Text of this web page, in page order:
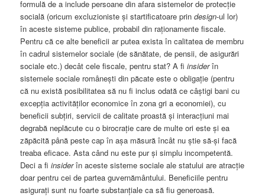
formulă de a include persoane din afara sistemelor de protecție
socială (oricum excluzioniste și startificatoare prindesign-ul lor)
în aceste sisteme publice, probabil din raționamente fiscale.
Pentru că ce alte beneficii ar putea exista în calitatea de membru
în cadrul sistemelor sociale (de sănătate, de pensii, de asigurări
sociale etc.) decât cele fiscale, pentru stat? A fiinsiderîn
sistemele sociale românești din păcate este o obligație (pentru
că nu există posibilitatea să nu fi inclus odată ce câștigi bani cu
excepția activităților economice în zona gri a economiei), cu
beneficii subțiri, servicii de calitate proastă și interacțiuni mai
degrabă neplăcute cu o birocrație care de multe ori este și ea
zăpăcită până peste cap în așa măsură încât nu știe să-și facă
treaba eficace. Asta când nu este pur și simplu incompetentă.
Deci a fiinsiderîn aceste sisteme sociale ale statului are atracție
doar pentru cei de partea guvernământului. Beneficiile pentru
asigurați sunt nu foarte substanțiale ca să fiu generoasă.